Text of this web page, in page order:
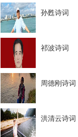
孙甦诗词
祁波诗词
周德刚诗词
洪清云诗词